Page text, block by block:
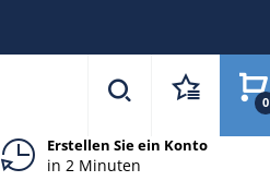
0
Erstellen Sie ein Konto
in 2 Minuten